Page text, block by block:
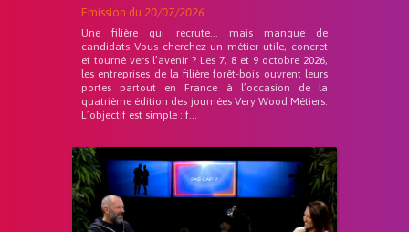
Emission du 20/07/2026
Une filière qui recrute… mais manque de
candidats Vous cherchez un métier utile, concret
et tourné vers l’avenir ? Les 7, 8 et 9 octobre 2026,
les entreprises de la filière forêt-bois ouvrent leurs
portes partout en France à l’occasion de la
quatrième édition des journées Very Wood Métiers.
L’objectif est simple : f...